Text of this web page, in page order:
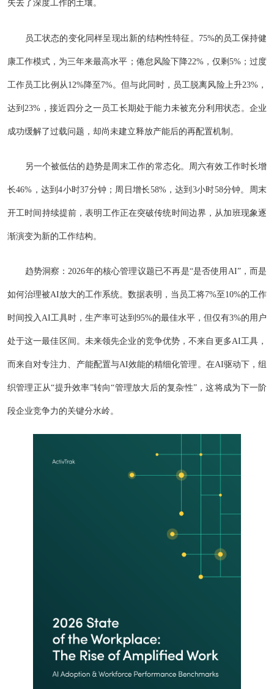
失去了深度工作的土壤。
员工状态的变化同样呈现出新的结构性特征。75%的员工保持健
康工作模式，为三年来最高水平；倦怠风险下降22%，仅剩5%；过度
工作员工比例从12%降至7%。但与此同时，员工脱离风险上升23%，
达到23%，接近四分之一员工长期处于能力未被充分利用状态。企业
成功缓解了过载问题，却尚未建立释放产能后的再配置机制。
另一个被低估的趋势是周末工作的常态化。周六有效工作时长增
长46%，达到4小时37分钟；周日增长58%，达到3小时58分钟。周末
开工时间持续提前，表明工作正在突破传统时间边界，从加班现象逐
渐演变为新的工作结构。
趋势洞察：2026年的核心管理议题已不再是“是否使用AI”，而是
如何治理被AI放大的工作系统。数据表明，当员工将7%至10%的工作
时间投入AI工具时，生产率可达到95%的最佳水平，但仅有3%的用户
处于这一最佳区间。未来领先企业的竞争优势，不来自更多AI工具，
而来自对专注力、产能配置与AI效能的精细化管理。在AI驱动下，组
织管理正从“提升效率”转向“管理放大后的复杂性”，这将成为下一阶
段企业竞争力的关键分水岭。